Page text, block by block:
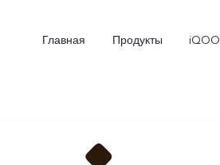
Главная Продукты iQOO